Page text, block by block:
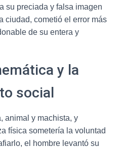
su preciada y falsa imagen
ciudad, cometió el error más
de su entera y
y la
social
animal y machista, y
física sometería la voluntad
el hombre levantó su